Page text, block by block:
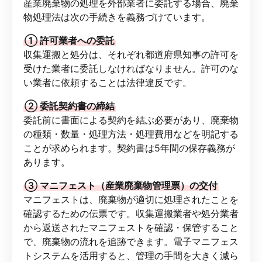
産業廃棄物の処理を外部業者に委託する場合、廃棄
物処理法は次の手続きを義務づけています。
① 許可業者への委託
収集運搬と処分は、それぞれ都道府県知事の許可を
受けた業者に委託しなければなりません。許可のな
い業者に依頼することは法律違反です。
② 委託契約書の締結
委託前に書面による契約を結ぶ必要があり、廃棄物
の種類・数量・処理方法・処理費用などを明記する
ことが求められます。契約書は5年間の保存義務が
あります。
③ マニフェスト（産業廃棄物管理票）の交付
マニフェストは、廃棄物が適切に処理されたことを
確認するための伝票です。収集運搬業者や処分業者
から返送されたマニフェストを確認・保管すること
で、廃棄物の流れを追跡できます。電子マニフェス
トシステムを活用すると、管理の手間を大きく減ら